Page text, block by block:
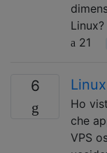
Linux?
21
6
Ho
che
VPS